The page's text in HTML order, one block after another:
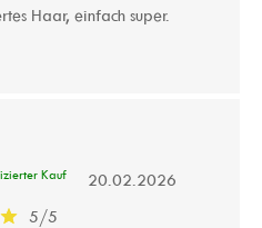
Haar, einfach super.
Kauf
20.02.2026
5/5